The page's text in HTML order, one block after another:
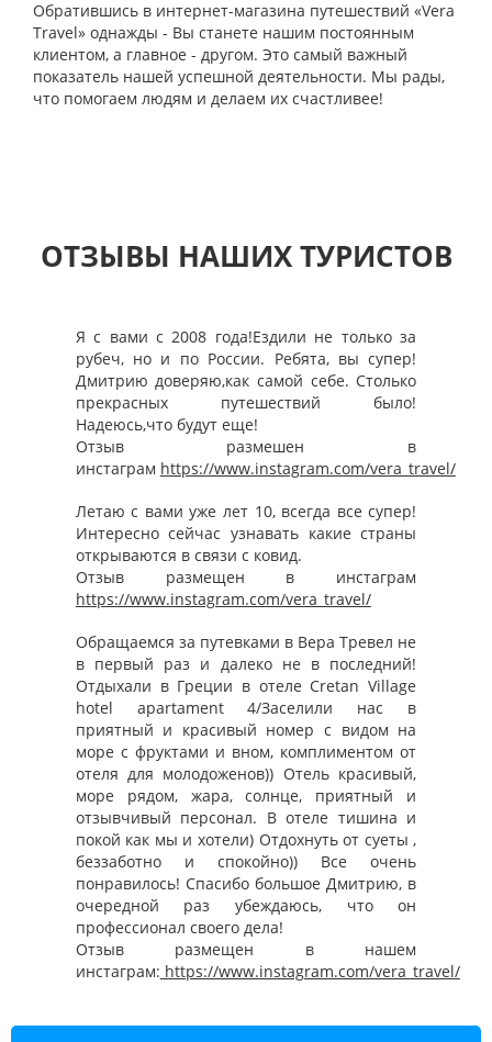
Обратившись в интернет-магазина путешествий «Vera
Travel» однажды - Вы станете нашим постоянным
клиентом, а главное - другом. Это самый важный
показатель нашей успешной деятельности. Мы рады,
что помогаем людям и делаем их счастливее!
ОТЗЫВЫ НАШИХ ТУРИСТОВ
Я с вами с 2008 года!Ездили не только за
рубеч, но и по России. Ребята, вы супер!
Дмитрию доверяю,как самой себе. Столько
прекрасных путешествий было!
Надеюсь,что будут еще!
Отзыв размешен в
инстаграм https://www.instagram.com/vera_travel/
Летаю с вами уже лет 10, всегда все супер!
Интересно сейчас узнавать какие страны
открываются в связи с ковид.
Отзыв размещен в инстаграм
https://www.instagram.com/vera_travel/
Обращаемся за путевками в Вера Тревел не
в первый раз и далеко не в последний!
Отдыхали в Греции в отеле Cretan Village
hotel apartament 4/Заселили нас в
приятный и красивый номер с видом на
море с фруктами и вном, комплиментом от
отеля для молодоженов)) Отель красивый,
море рядом, жара, солнце, приятный и
отзывчивый персонал. В отеле тишина и
покой как мы и хотели) Отдохнуть от суеты ,
беззаботно и спокойно)) Все очень
понравилось! Спасибо большое Дмитрию, в
очередной раз убеждаюсь, что он
профессионал своего дела!
Отзыв размещен в нашем
инстаграм: https://www.instagram.com/vera_travel/